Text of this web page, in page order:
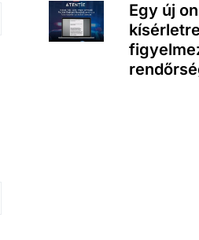
Egy új
kísérletre